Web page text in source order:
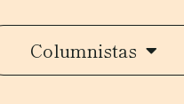
Columnistas